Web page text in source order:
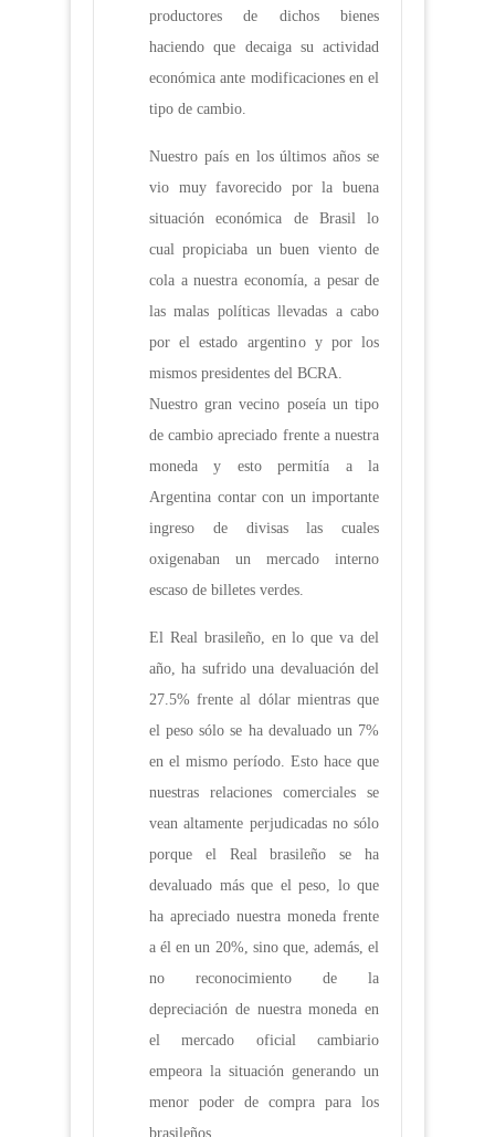
productores de dichos bienes
haciendo que decaiga su actividad
económica ante modificaciones en el
tipo de cambio.
Nuestro país en los últimos años se
vio muy favorecido por la buena
situación económica de Brasil lo
cual propiciaba un buen viento de
cola a nuestra economía, a pesar de
las malas políticas llevadas a cabo
por el estado argentino y por los
mismos presidentes del BCRA.
Nuestro gran vecino poseía un tipo
de cambio apreciado frente a nuestra
moneda y esto permitía a la
Argentina contar con un importante
ingreso de divisas las cuales
oxigenaban un mercado interno
escaso de billetes verdes.
El Real brasileño, en lo que va del
año, ha sufrido una devaluación del
27.5% frente al dólar mientras que
el peso sólo se ha devaluado un 7%
en el mismo período. Esto hace que
nuestras relaciones comerciales se
vean altamente perjudicadas no sólo
porque el Real brasileño se ha
devaluado más que el peso, lo que
ha apreciado nuestra moneda frente
a él en un 20%, sino que, además, el
no reconocimiento de la
depreciación de nuestra moneda en
el mercado oficial cambiario
empeora la situación generando un
menor poder de compra para los
brasileños.